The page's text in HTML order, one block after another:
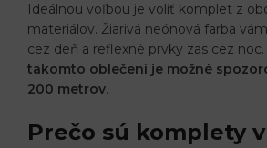
Ideálnou voľbou je voliť komplet z
materiálov. Žiarivá neónová farba
cez deň a reflexné prvky zas cez noc.
takomto oblečení je možné
200 metrov.
Prečo sú komplety